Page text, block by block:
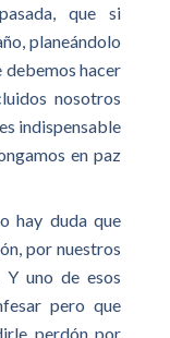
que si
planeándolo
debemos hacer
nosotros
indispensable
en paz
hay duda que
por nuestros
uno de esos
pero que
perdón por